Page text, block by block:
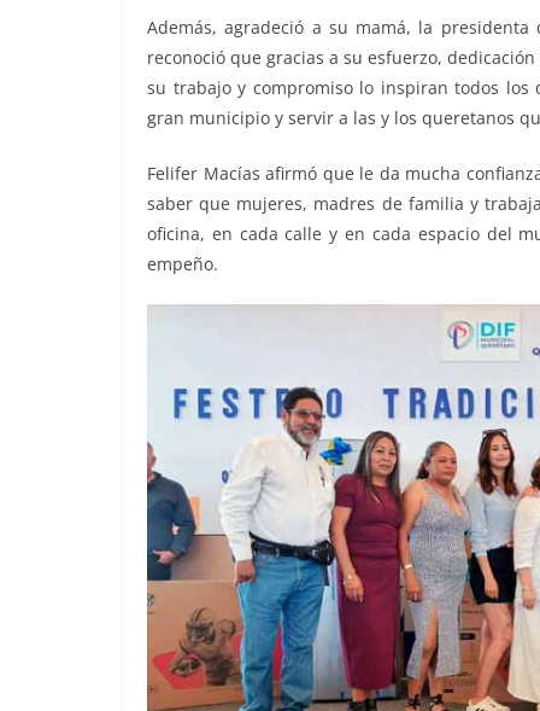
Además, agradeció a su mamá, la
reconoció que gracias a su esfuerzo,
su trabajo y compromiso lo inspiran todos
gran municipio y servir a las y los queretanos
Felifer Macías afirmó que le da mucha
saber que mujeres, madres de familia y
oficina, en cada calle y en cada espacio del
empeño.